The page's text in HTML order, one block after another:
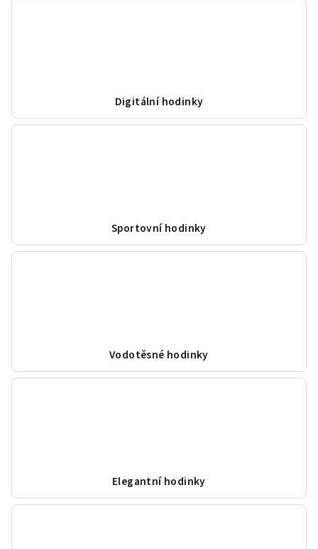
Digitální hodinky
Sportovní hodinky
Vodotěsné hodinky
Elegantní hodinky